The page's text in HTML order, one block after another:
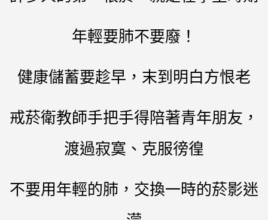
年輕要肺不要廢！
健康儲蓄要趁早，末到明白方恨老
戒菸衛教師手把手得陪著青年朋友，
渡過寂寞、克服徬徨
不要用年輕的肺，交換一時的菸影迷